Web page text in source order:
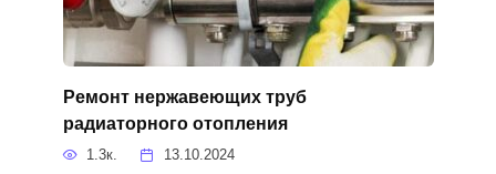
Ремонт нержавеющих труб
радиаторного отопления
1.3к. 13.10.2024